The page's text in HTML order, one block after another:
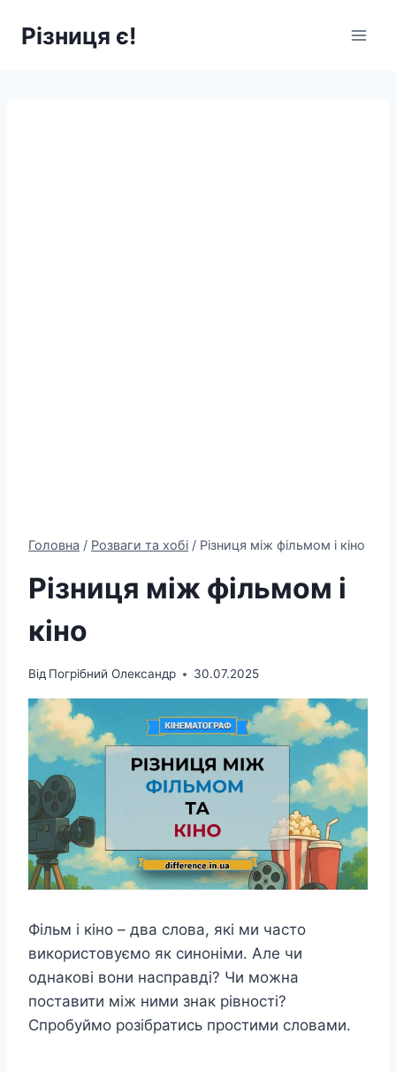
Різниця є!
Головна / Розваги та хобі / Різниця між фільмом і кіно
Різниця між фільмом і
кіно
Від Погрібний Олександр 30.07.2025
Фільм і кіно – два слова, які ми часто
використовуємо як синоніми. Але чи
однакові вони насправді? Чи можна
поставити між ними знак рівності?
Спробуймо розібратись простими словами.